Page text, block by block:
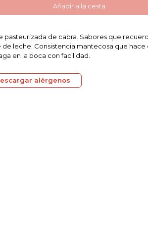
Añadir a la cesta
pasteurizada de cabra. Sabores que
de leche. Consistencia mantecosa que hace
en la boca con facilidad.
alérgenos